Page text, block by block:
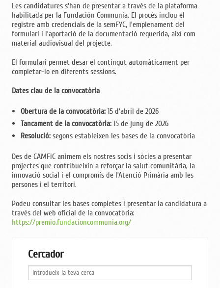
Les candidatures s’han de presentar a través de la plataforma
habilitada per la Fundación Communia. El procés inclou el
registre amb credencials de la semFYC, l’emplenament del
formulari i l’aportació de la documentació requerida, així com
material audiovisual del projecte.
El formulari permet desar el contingut automàticament per
completar-lo en diferents sessions.
Dates clau de la convocatòria
Obertura de la convocatòria:15 d’abril de 2026
Tancament de la convocatòria:15 de juny de 2026
Resolució:segons estableixen les bases de la convocatòria
Des de CAMFiC animem els nostres socis i sòcies a presentar
projectes que contribueixin a reforçar la salut comunitària, la
innovació social i el compromís de l’Atenció Primària amb les
persones i el territori.
Podeu consultar les bases completes i presentar la candidatura a
través del web oficial de la convocatòria:
https://premio.fundacioncommunia.org/
Cercador